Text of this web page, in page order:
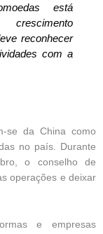
está
reconhecer
com a
se da China como
no país. Durante
o conselho de
operações e deixar
e empresas